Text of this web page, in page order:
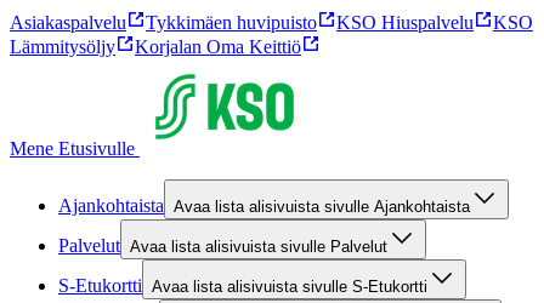
Asiakaspalvelu Tykkimäen huvipuisto KSO Hiuspalvelu
KSO
Lämmitysöljy
Korjalan Oma Keittiö
Mene Etusivulle
Ajankohtaista Avaa lista alisivuista sivulle Ajankohtaista
Palvelut Avaa lista alisivuista sivulle Palvelut
S-Etukortti Avaa lista alisivuista sivulle S-Etukortti